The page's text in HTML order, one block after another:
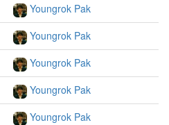
Youngrok Pak
Youngrok Pak
Youngrok Pak
Youngrok Pak
Youngrok Pak